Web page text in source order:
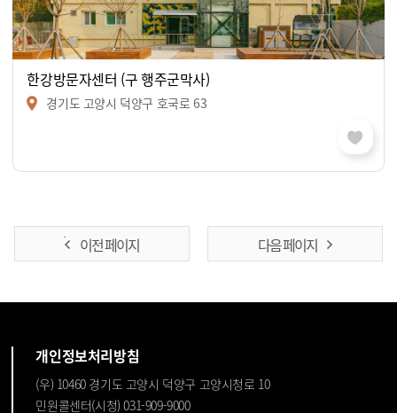
한강방문자센터 (구 행주군막사)
경기도 고양시 덕양구 호국로 63
이전 페이지 다음 페이지
개인정보처리방침
(우) 10460 경기도 고양시 덕양구 고양시청로 10
민원콜센터(시청) 031-909-9000